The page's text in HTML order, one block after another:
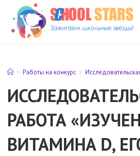
Перейти
содержимому
> Работы на конкурс >
РАБОТА
ВИТАМИНА D,